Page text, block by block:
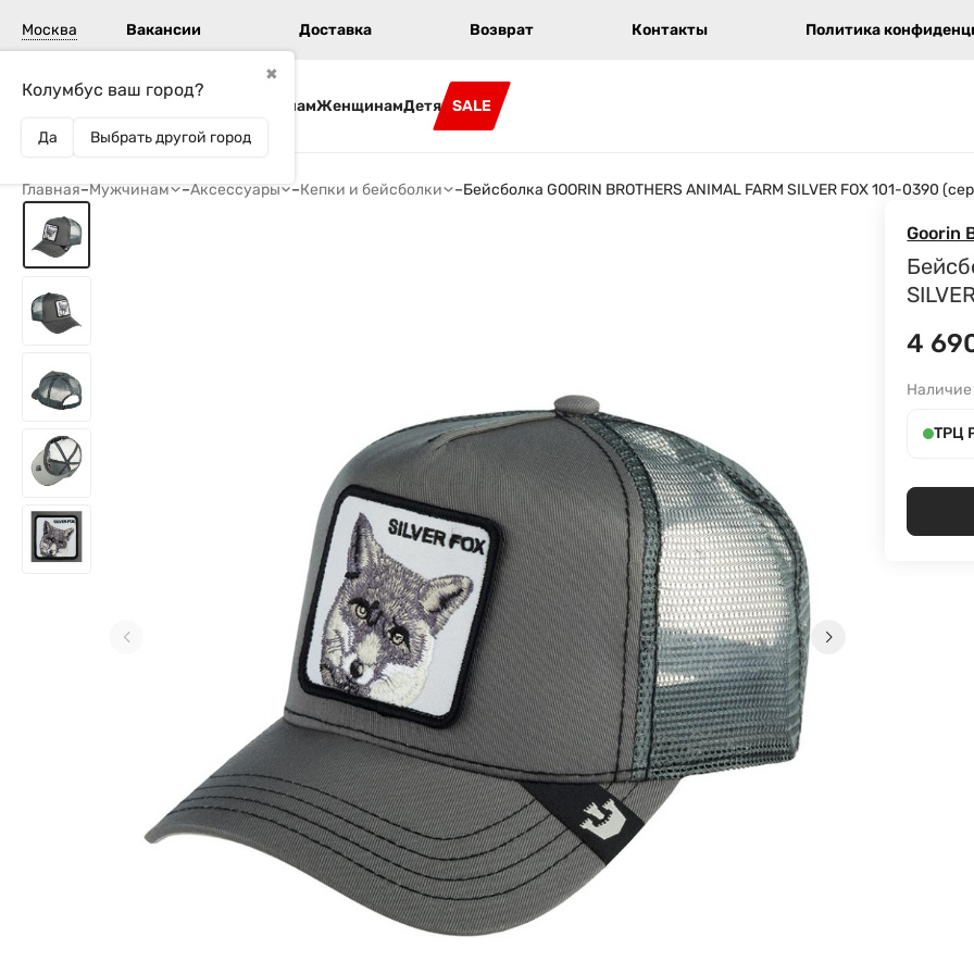
Москва
✖
Колумбус ваш город?
Да Выбрать другой город
Вакансии Доставка Возврат Контакты Политика
МужчинамЖенщинамДетям SALE
Главная–Мужчинам –Аксессуары –Кепки и бейсболки –Бейсболка GOORIN BROTHERS ANIMAL FARM SILVER FOX 101-0390
Goorin
4
Наличие
ТРЦ